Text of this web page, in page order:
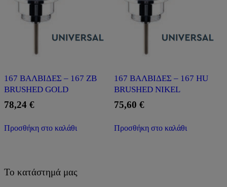
167 ΒΑΛΒΙΔΕΣ – 167 ZB
BRUSHED GOLD
78,24 €
Προσθήκη στο καλάθι
167 ΒΑΛΒΙΔΕΣ – 167 HU
BRUSHED NIKEL
75,60 €
Προσθήκη στο καλάθι
Το κατάστημά μας